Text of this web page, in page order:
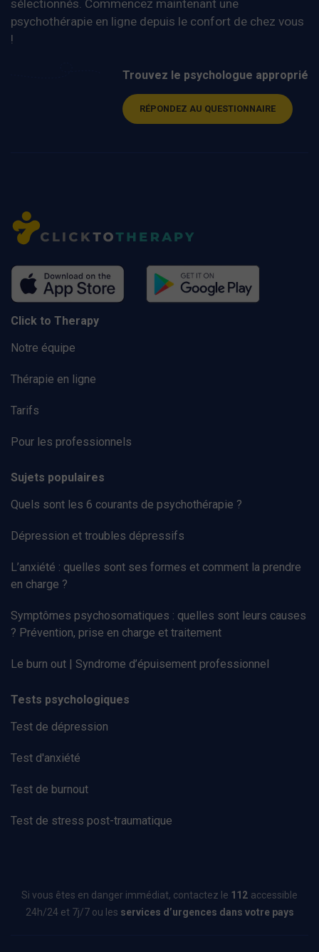
sélectionnés. Commencez maintenant une
psychothérapie en ligne depuis le confort de chez vous
!
Trouvez le psychologue approprié
RÉPONDEZ AU QUESTIONNAIRE
Click to Therapy
Notre équipe
Thérapie en ligne
Tarifs
Pour les professionnels
Sujets populaires
Quels sont les 6 courants de psychothérapie ?
Dépression et troubles dépressifs
L’anxiété : quelles sont ses formes et comment la prendre
en charge ?
Symptômes psychosomatiques : quelles sont leurs causes
? Prévention, prise en charge et traitement
Le burn out | Syndrome d’épuisement professionnel
Tests psychologiques
Test de dépression
Test d'anxiété
Test de burnout
Test de stress post-traumatique
Si vous êtes en danger immédiat, contactez le 112 accessible
24h/24 et 7j/7 ou les services d’urgences dans votre pays